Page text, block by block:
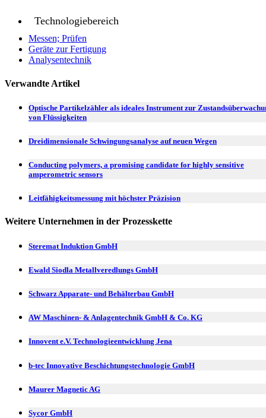
Technologiebereich
Messen; Prüfen
Geräte zur Fertigung
Analysentechnik
Verwandte Artikel
Optische Partikelzähler als ideales Instrument zur
von Flüssigkeiten
Dreidimensionale Schwingungsanalyse auf neuen Wegen
Conducting polymers, a promising candidate for highly sensitive
amperometric sensors
Leitfähigkeitsmessung mit höchster Präzision
Weitere Unternehmen in der Prozesskette
Steremat Induktion GmbH
Ewald Siodla Metallveredlungs GmbH
Schwarz Apparate- und Behälterbau GmbH
AW Maschinen- & Anlagentechnik GmbH & Co. KG
Innovent e.V. Technologieentwicklung Jena
b-tec Innovative Beschichtungstechnologie GmbH
Maurer Magnetic AG
Sycor GmbH